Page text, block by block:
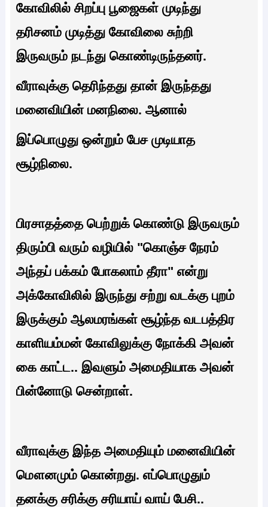
கோவிலில் சிறப்பு பூஜைகள் முடிந்து
தரிசனம் முடித்து கோவிலை சுற்றி
இருவரும் நடந்து கொண்டிருந்தனர்.
வீராவுக்கு தெரிந்தது தான் இருந்தது
மனைவியின் மனநிலை. ஆனால்
இப்பொழுது ஒன்றும் பேச முடியாத
சூழ்நிலை.
பிரசாதத்தை பெற்றுக் கொண்டு இருவரும்
திரும்பி வரும் வழியில் "கொஞ்ச நேரம்
அந்தப் பக்கம் போகலாம் தீரா" என்று
அக்கோவிலில் இருந்து சற்று வடக்கு புறம்
இருக்கும் ஆலமரங்கள் சூழ்ந்த வடபத்திர
காளியம்மன் கோவிலுக்கு நோக்கி அவன்
கை காட்ட.. இவளும் அமைதியாக அவன்
பின்னோடு சென்றாள்.
வீராவுக்கு இந்த அமைதியும் மனைவியின்
மௌனமும் கொன்றது. எப்பொழுதும்
தனக்கு சரிக்கு சரியாய் வாய் பேசி..